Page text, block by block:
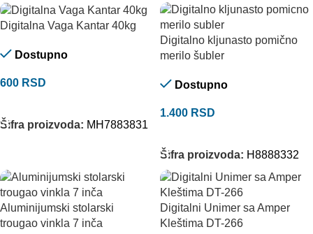
Digitalna Vaga Kantar 40kg
Dostupno
600 RSD
Šifra proizvoda: MH7883831
Digitalno kljunasto pomično
merilo šubler
Dostupno
1.400 RSD
Šifra proizvoda: H8888332
Aluminijumski stolarski
trougao vinkla 7 inča
Digitalni Unimer sa Amper
Kleštima DT-266